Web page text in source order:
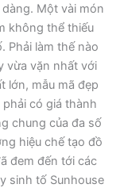
Một vài món
không thể thiếu
Phải làm thế nào
vừa vặn nhất với
lớn, mẫu mã đẹp
có giá thành
chung của đa số
hiệu chế tạo đồ
đem đến tới các
sinh tố Sunhouse